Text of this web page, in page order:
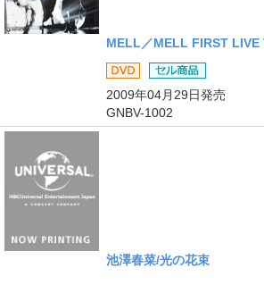
MELL／MELL FIRST LIVE
2009年04月29日発売
GNBV-1002
池澤春菜/光の花束